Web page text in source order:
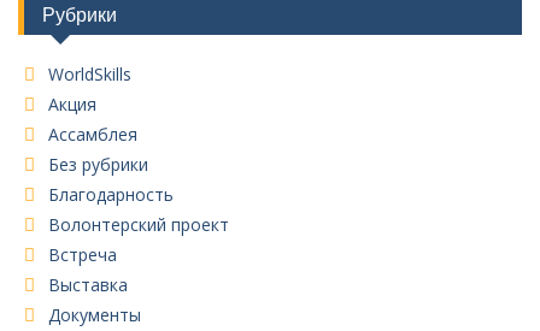
Рубрики
WorldSkills
Акция
Ассамблея
Без рубрики
Благодарность
Волонтерский проект
Встреча
Выставка
Документы